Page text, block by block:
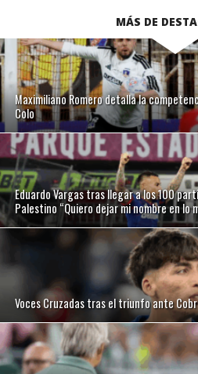
MÁS DE
Maximiliano Romero detalla la
Colo
Eduardo Vargas tras llegar a los 100
Palestino “Quiero dejar mi nombre en lo
Voces Cruzadas tras el triunfo ante